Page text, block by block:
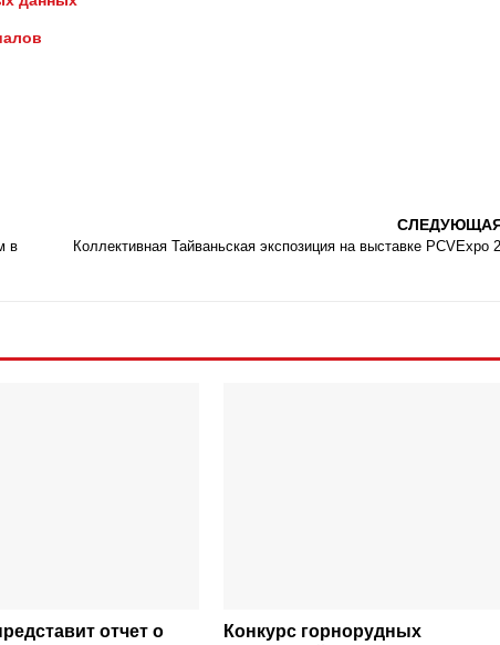
в
Коллективная Тайваньская экспозиция на выставке PCVExpo
отчет о
Конкурс горнорудных